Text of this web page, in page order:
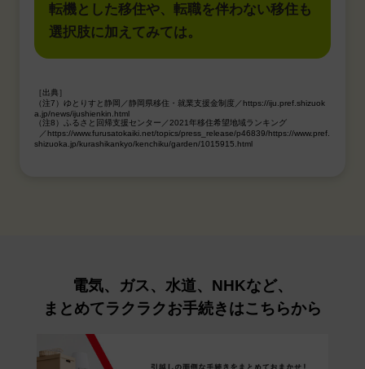
転機とした移住や、転職を伴わない移住も
選択肢に加えてみては。
［出典］
（注7）ゆとりすと静岡／静岡県移住・就業支援金制度／https://iju.pref.shizuok
a.jp/news/ijushienkin.html
（注8）ふるさと回帰支援センター／2021年移住希望地域ランキング
／https://www.furusatokaiki.net/topics/press_release/p46839/https://www.pref.
shizuoka.jp/kurashikankyo/kenchiku/garden/1015915.html
電気、ガス、水道、NHKなど、
まとめてラクラクお手続きはこちらから